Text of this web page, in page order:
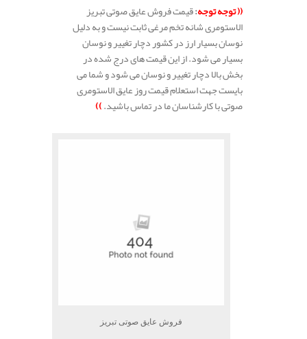
((توجه توجه:قیمت فروش عایق صوتی تبریز
الاستومری شانه تخم مرغی ثابت نیست و به دلیل
نوسان بسیار ارز در کشور دچار تغییر و نوسان
بسیار می شود. از این قیمت های درج شده در
بخش بالا دچار تغییر و نوسان می شود و شما می
بایست جهت استعلام قیمت روز عایق الاستومری
صوتی با کارشناسان ما در تماس باشید.))
فروش عایق صوتی تبریز